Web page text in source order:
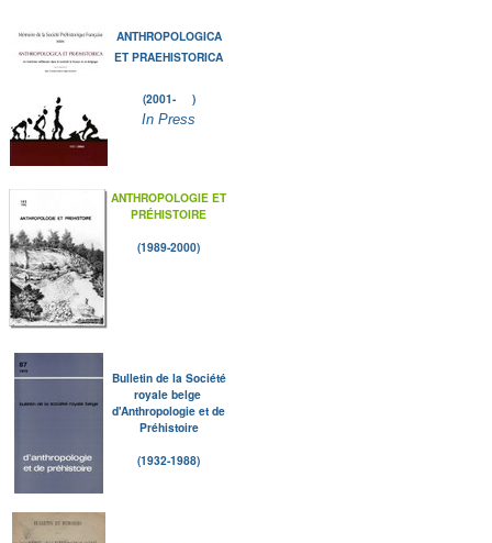
ANTHROPOLOGICA
ET PRAEHISTORICA
(2001- )
In Press
ANTHROPOLOGIE ET
PRÉHISTOIRE
(1989-2000)
Bulletin de la Société
royale belge
d'Anthropologie et de
Préhistoire
(1932-1988)